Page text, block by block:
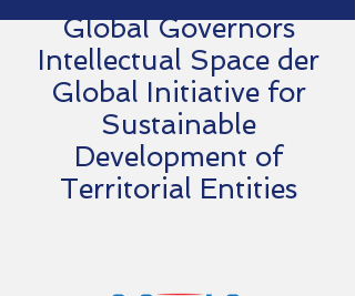
Global Governors
Intellectual Space der
Global Initiative for
Sustainable
Development of
Territorial Entities